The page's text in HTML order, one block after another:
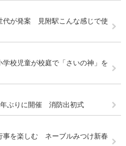
代が発案 見附駅こんな感じで使
校児童が校庭で「さいの神」を
ぶりに開催 消防出初式
事を楽しむ ネーブルみつけ新春